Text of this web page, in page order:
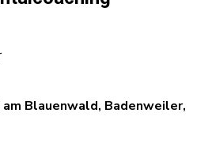
Blauenwald, Badenweiler,